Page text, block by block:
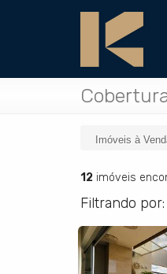
Imóveis à
12 imóveis
Filtrando por: